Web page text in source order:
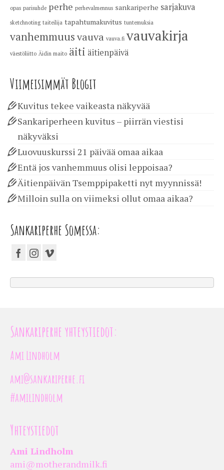
opas parisuhde perhe perhevalmennus sankariperhe sarjakuva
sketchnoting taiteilija tapahtumakuvitus tuntemuksia
vanhemmuusvauva vauva.fi vauvakirja
väestöliitto Äidin maito äiti äitienpäivä
Viimeisimmät Blogit
Kuvitus tekee vaikeasta näkyvää
Sankariperheen kuvitus – piirrän viestisi
näkyväksi
Luovuuskurssi 21 päivää omaa aikaa
Entä jos vanhemmuus olisi leppoisaa?
Äitienpäivän Tsemppipaketti nyt myynnissä!
Milloin sulla on viimeksi ollut omaa aikaa?
Sankariperhe Somessa:
Sankariperhe yhteystiedot:
Ami Lindholm
ami@sankariperhe.fi
#amilindholm
Yhteystiedot
Ami Lindholm
ami@motherandmilk.fi